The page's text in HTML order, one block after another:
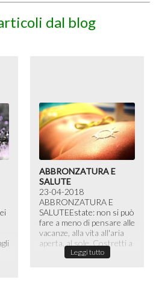
dal blog
ABBRONZATURA E
SALUTE
23-04-2018
ABBRONZATURA E
SALUTE​ Estate: non si può
fare a meno di pensare alle
vacanze, alla vita all'aria
aperta, al sole. Costretti a
passare la maggior ...
Leggi tutto